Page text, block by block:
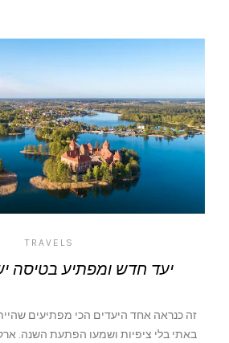
TRAVELS
יעד חדש ומפתיע בטיסה
זה כנראה אחד היעדים הכי מפתיעים
באתי בלי ציפיות ושמעו הפתעת השנה.